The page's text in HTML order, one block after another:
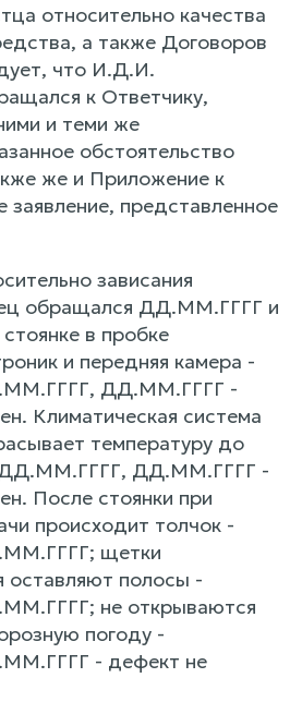
относительно качества
а также Договоров
что И.Д.И.
к Ответчику,
и теми же
обстоятельство
же и Приложение к
заявление, представленное
зависания
обращался ДД.ММ.ГГГГ и
в пробке
и передняя камера -
ДД.ММ.ГГГГ -
Климатическая система
температуру до
ДД.ММ.ГГГГ, ДД.ММ.ГГГГ -
После стоянки при
происходит толчок -
щетки
оставляют полосы -
не открываются
погоду -
- дефект не